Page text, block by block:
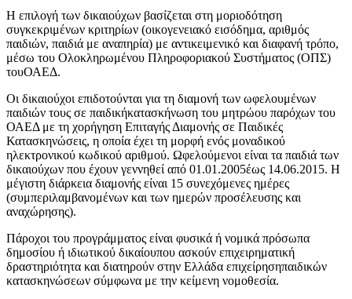
Η επιλογή των δικαιούχων βασίζεται στη μοριοδότηση
συγκεκριμένων κριτηρίων (οικογενειακό εισόδημα, αριθμός
παιδιών, παιδιά με αναπηρία) με αντικειμενικό και διαφανή τρόπο,
μέσω του Ολοκληρωμένου Πληροφοριακού Συστήματος (ΟΠΣ)
τουΟΑΕΔ.
Οι δικαιούχοι επιδοτούνται για τη διαμονή των ωφελουμένων
παιδιών τους σε παιδικήκατασκήνωση του μητρώου παρόχων του
ΟΑΕΔ με τη χορήγηση Επιταγής Διαμονής σε Παιδικές
Κατασκηνώσεις, η οποία έχει τη μορφή ενός μοναδικού
ηλεκτρονικού κωδικού αριθμού. Ωφελούμενοι είναι τα παιδιά των
δικαιούχων που έχουν γεννηθεί από 01.01.2005έως 14.06.2015. Η
μέγιστη διάρκεια διαμονής είναι 15 συνεχόμενες ημέρες
(συμπεριλαμβανομένων και των ημερών προσέλευσης και
αναχώρησης).
Πάροχοι του προγράμματος είναι φυσικά ή νομικά πρόσωπα
δημοσίου ή ιδιωτικού δικαίουπου ασκούν επιχειρηματική
δραστηριότητα και διατηρούν στην Ελλάδα επιχείρησηπαιδικών
κατασκηνώσεων σύμφωνα με την κείμενη νομοθεσία.